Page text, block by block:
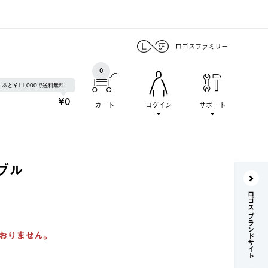
ロゴスファミリー
あと￥11,000で送料無料
¥0 カート
0
ログイン サポート
ル
りません。 ロゴス ブランドサイト